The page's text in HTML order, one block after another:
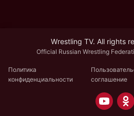
Wrestling TV. All rights
Official Russian Wrestling
Политика
конфиденциальности
соглашение